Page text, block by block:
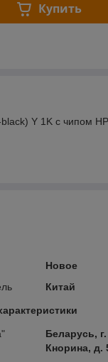
Купить
Y 1K с чипом
Новое
Китай
Беларусь,
Кнорина, д.